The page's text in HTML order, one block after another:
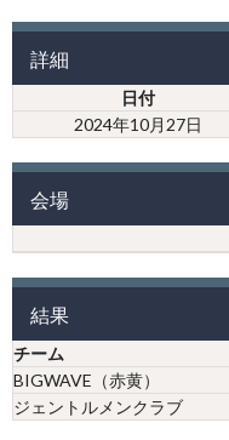
詳細
日付
2024年10月27日
会場
結果
チーム
BIGWAVE（赤黄）
ジェントルメンクラブ